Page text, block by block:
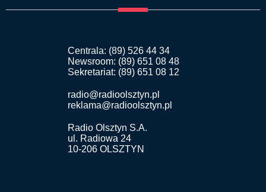
Centrala: (89) 526 44 34
Newsroom: (89) 651 08 48
Sekretariat: (89) 651 08 12
radio@radioolsztyn.pl
reklama@radioolsztyn.pl
Radio Olsztyn S.A.
ul. Radiowa 24
10-206 OLSZTYN